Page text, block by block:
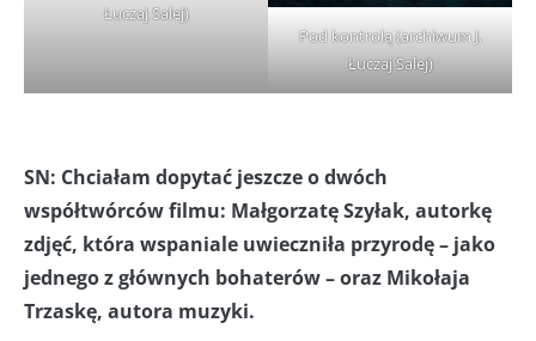
Łuczaj Salej)
Pod kontrolą (archiwum J.
Łuczaj Salej)
SN: Chciałam dopytać jeszcze o dwóch
współtwórców filmu: Małgorzatę Szyłak, autorkę
zdjęć, która wspaniale uwieczniła przyrodę – jako
jednego z głównych bohaterów – oraz Mikołaja
Trzaskę, autora muzyki.